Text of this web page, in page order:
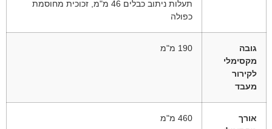
תעלות ניתוב כבלים 46 מ"מ, זכוכית מחוסמת
כפולה
גובה
מקסימלי
לקירור
מעבד
190 מ"מ
אורך
460 מ"מ